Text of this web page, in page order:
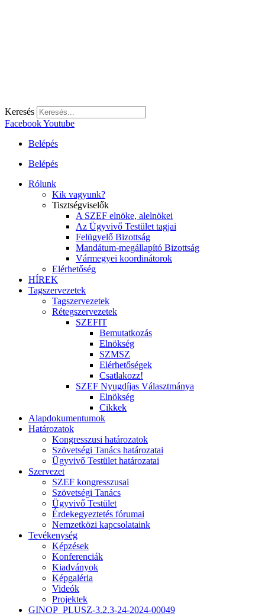
Keresés
FacebookYoutube
Belépés
Belépés
Rólunk
Kik vagyunk?
Tisztségviselők
A SZEF elnöke, alelnökei
Az Ügyvivő Testület tagjai
Felügyelő Bizottság
Mandátum-megállapító Bizottság
Vármegyei koordinátorok
Elérhetőség
HÍREK
Tagszervezetek
Tagszervezetek
Rétegszervezetek
SZEFIT
Bemutatkozás
Elnökség
SZMSZ
Elérhetőségek
Csatlakozz!
SZEF Nyugdíjas Választmánya
Elnökség
Cikkek
Alapdokumentumok
Határozatok
Kongresszusi határozatok
Szövetségi Tanács határozatai
Ügyvivő Testület határozatai
Szervezet
SZEF kongresszusai
Szövetségi Tanács
Ügyvivő Testület
Érdekegyeztetés fórumai
Nemzetközi kapcsolataink
Tevékenység
Képzések
Konferenciák
Kiadványok
Képgaléria
Videók
Projektek
GINOP_PLUSZ-3.2.3-24-2024-00049